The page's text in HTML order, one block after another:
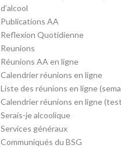
d’alcool
Publications AA
Reflexion Quotidienne
Reunions
Réunions AA en ligne
Calendrier réunions en ligne
Liste des réunions en ligne
Calendrier réunions en ligne
Serais-je alcoolique
Services généraux
Communiqués du BSG